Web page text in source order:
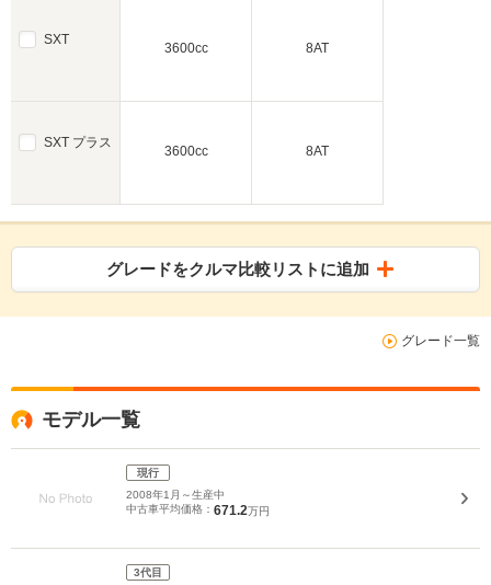
SXT
SXT プラス
3600cc 8AT
3600cc 8AT
グレードをクルマ比較リストに追加
グレード一覧
モデル一覧
現行
2008年1月～生産中
中古車平均価格： 671.2万円
3代目